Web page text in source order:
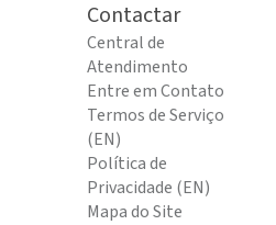
Contactar
Central de
Atendimento
Entre em Contato
Termos de Serviço
(EN)
Política de
Privacidade (EN)
Mapa do Site